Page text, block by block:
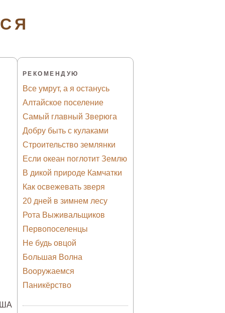
РЕКОМЕНДУЮ
Все умрут, а я останусь
Алтайское поселение
Самый главный Зверюга
Добру быть с кулаками
Строительство землянки
Если океан поглотит Землю
В дикой природе Камчатки
Как освежевать зверя
20 дней в зимнем лесу
Рота Выживальщиков
Первопоселенцы
Не будь овцой
Большая Волна
Вооружаемся
Паникёрство